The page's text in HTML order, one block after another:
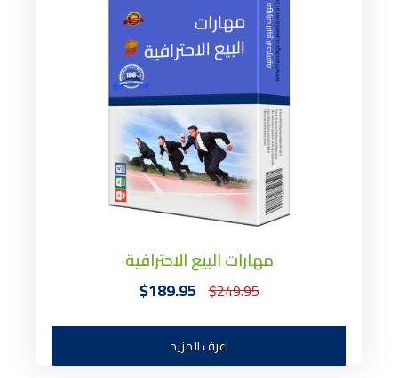
مهارات البيع الاحترافية
$249.95
$189.95
اعرف المزيد